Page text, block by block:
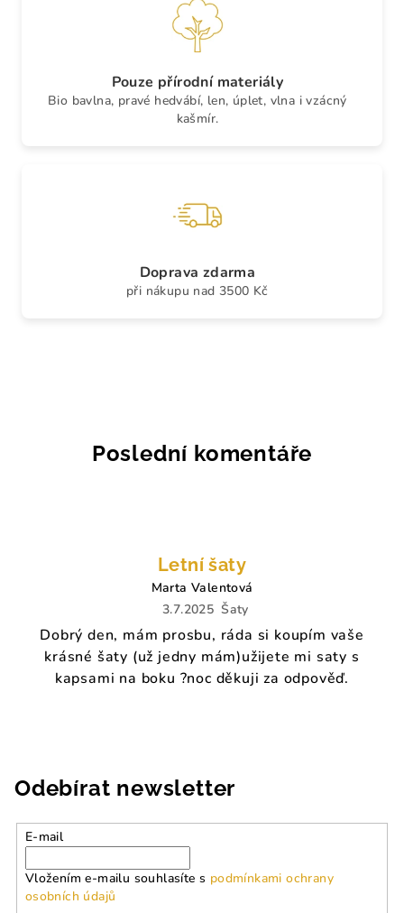
Pouze přírodní materiály
Bio bavlna, pravé hedvábí, len, úplet, vlna i vzácný
kašmír.
Doprava zdarma
při nákupu nad 3500 Kč
Poslední komentáře
Letní šaty
Marta Valentová
3.7.2025 Šaty
Dobrý den, mám prosbu, ráda si koupím vaše
krásné šaty (už jedny mám)užijete mi saty s
kapsami na boku ?noc děkuji za odpověď.
Odebírat newsletter
E-mail
Vložením e-mailu souhlasíte s podmínkami ochrany
osobních údajů